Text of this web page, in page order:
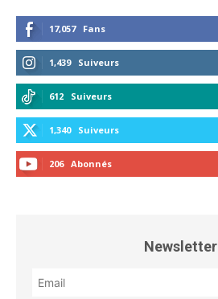
17,057 Fans
1,439 Suiveurs
612 Suiveurs
1,340 Suiveurs
206 Abonnés
Newsletter